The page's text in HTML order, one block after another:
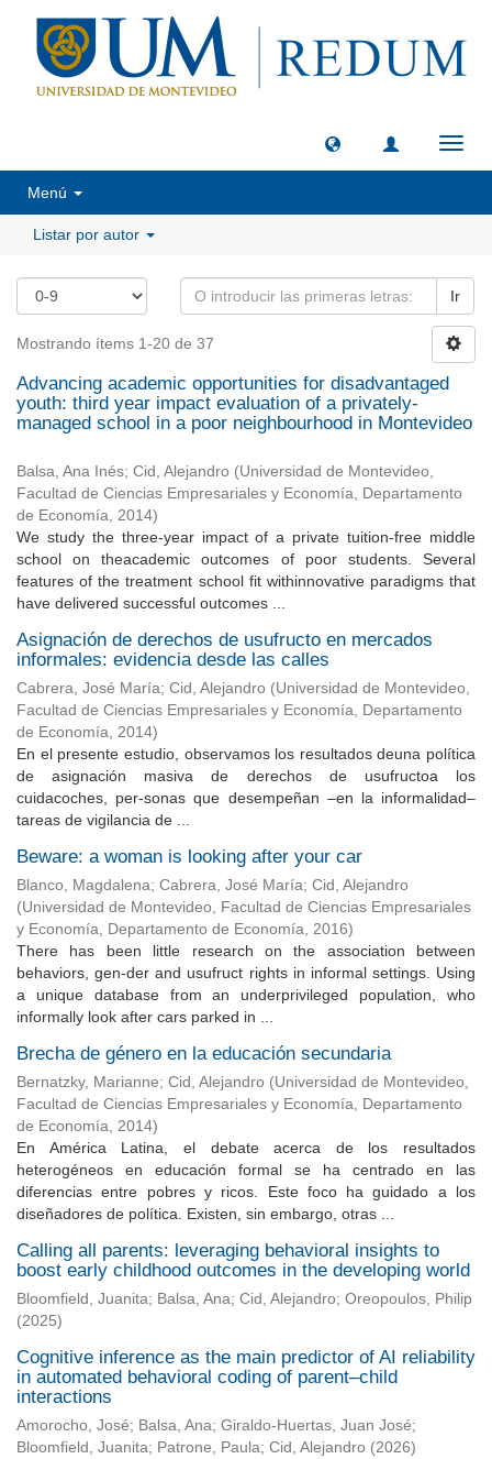
Menú
Listar por autor
Ir
Mostrando ítems 1-20 de 37
Advancing academic opportunities for disadvantaged
youth: third year impact evaluation of a privately-
managed school in a poor neighbourhood in Montevideo
Balsa, Ana Inés; Cid, Alejandro (Universidad de Montevideo,
Facultad de Ciencias Empresariales y Economía, Departamento
de Economía, 2014)
We study the three-year impact of a private tuition-free middle
school on theacademic outcomes of poor students. Several
features of the treatment school fit withinnovative paradigms that
have delivered successful outcomes ...
Asignación de derechos de usufructo en mercados
informales: evidencia desde las calles
Cabrera, José María; Cid, Alejandro (Universidad de Montevideo,
Facultad de Ciencias Empresariales y Economía, Departamento
de Economía, 2014)
En el presente estudio, observamos los resultados deuna política
de asignación masiva de derechos de usufructoa los
cuidacoches, per-sonas que desempeñan –en la informalidad–
tareas de vigilancia de ...
Beware: a woman is looking after your car
Blanco, Magdalena; Cabrera, José María; Cid, Alejandro
(Universidad de Montevideo, Facultad de Ciencias Empresariales
y Economía, Departamento de Economía, 2016)
There has been little research on the association between
behaviors, gen-der and usufruct rights in informal settings. Using
a unique database from an underprivileged population, who
informally look after cars parked in ...
Brecha de género en la educación secundaria
Bernatzky, Marianne; Cid, Alejandro (Universidad de Montevideo,
Facultad de Ciencias Empresariales y Economía, Departamento
de Economía, 2014)
En América Latina, el debate acerca de los resultados
heterogéneos en educación formal se ha centrado en las
diferencias entre pobres y ricos. Este foco ha guidado a los
diseñadores de política. Existen, sin embargo, otras ...
Calling all parents: leveraging behavioral insights to
boost early childhood outcomes in the developing world
Bloomfield, Juanita; Balsa, Ana; Cid, Alejandro; Oreopoulos, Philip
(2025)
Cognitive inference as the main predictor of AI reliability
in automated behavioral coding of parent–child
interactions
Amorocho, José; Balsa, Ana; Giraldo-Huertas, Juan José;
Bloomfield, Juanita; Patrone, Paula; Cid, Alejandro (2026)